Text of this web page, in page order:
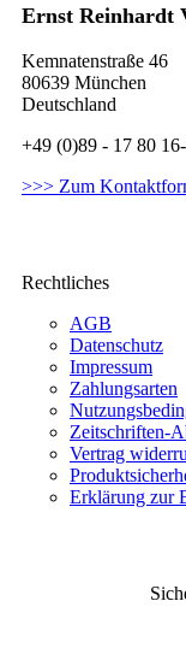
Ernst Reinhardt
Kemnatenstraße 46
80639 München
Deutschland
+49 (0)89 - 17 80
>>> Zum
Rechtliches
AGB
Datenschutz
Impressum
Zahlungsarten
Zeitschriften-
Vertrag
Erklärung zur